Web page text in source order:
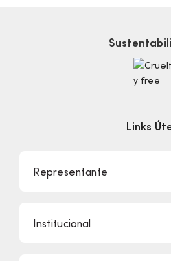
Links
Representante
Quero Ser Representante
Institucional